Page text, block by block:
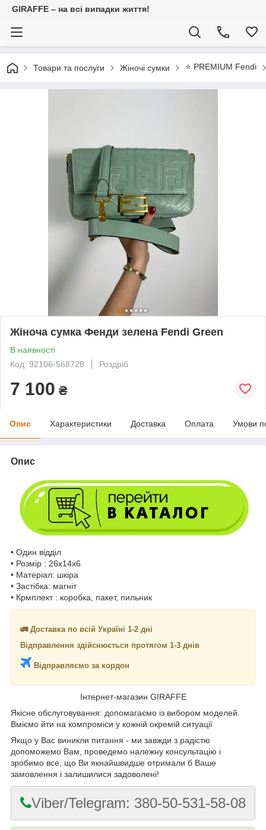
GIRAFFE – на всі випадки життя!
Товари та послуги Жіночі сумки ⭐️ PREMIUM Fendi
Жіноча сумка Фенди зелена Fendi Green
В наявності
Код: 92106-568728
Роздріб
7 100 ₴
Опис Характеристики Доставка Оплата Умови
Опис
• Один відділ
• Розмір : 26х14х6
• Матеріал: шкіра
• Застібка: магніт
• Крмплект : коробка, пакет, пильник
🚛 Доставка по всій Україні 1-2 дні
Відправлення здійснюється протягом 1-3 днів
Відправляємо за кордон
Інтернет-магазин GIRAFFE
Якісне обслуговування: допомагаємо із вибором моделей.
Вміємо йти на компроміси у кожній окремій ситуації
Якщо у Вас виникли питання - ми завжди з радістю
допоможемо Вам, проведемо належну консультацію і
зробимо все, що Ви якнайшвидше отримали б Ваше
замовлення і залишилися задоволені!
Viber/Telegram: 380-50-531-58-08